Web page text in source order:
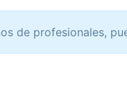
de profesionales,